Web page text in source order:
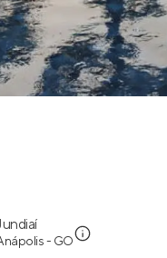
- GO